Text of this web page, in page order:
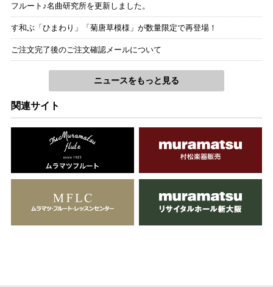
フルート♪名曲研究所を更新しました。
す和ぶ「ひまわり」「菊唐草模様」が数量限定で再登場！
ご注文完了後のご注文確認メールについて
ニュースをもっと見る
関連サイト